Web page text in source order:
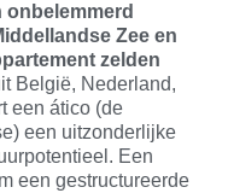
Zee en
zelden
België, Nederland,
een ático (de
een uitzonderlijke
Een
een gestructureerde